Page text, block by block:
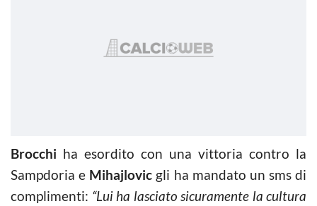
Brocchi ha esordito con una vittoria contro la
Sampdoria e Mihajlovic gli ha mandato un sms di
complimenti: “Lui ha lasciato sicuramente la cultura